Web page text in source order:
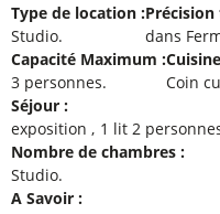
Type de location :
Studio
dans
Capacité Maximum :
3 personnes
Cuisine
Coin
Séjour :
exposition
1 lit 2
Nombre de chambres :
Studio
A Savoir :